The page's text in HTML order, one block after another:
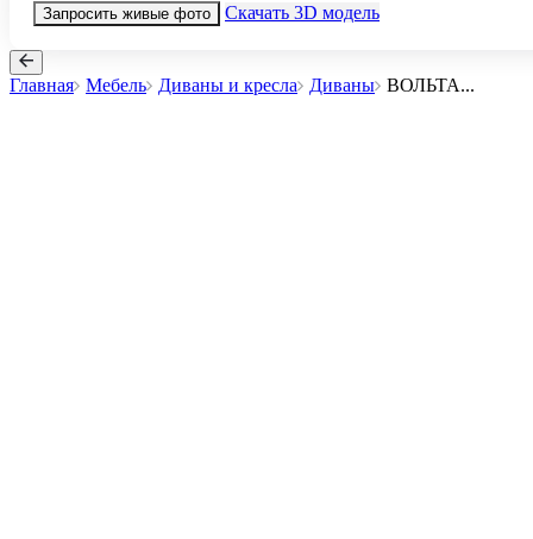
Запросить живые фото Скачать 3D модель
Главная Мебель Диваны и кресла Диваны ВОЛЬТА...